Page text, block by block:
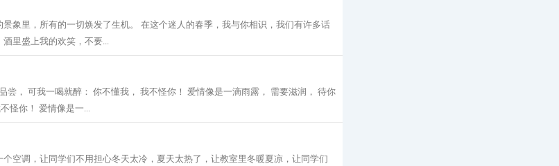
象里，所有的一切焕发了生机。 在这个迷人的春季，我与你相识，我们有许多话
里盛上我的欢笑，不要...
尝， 可我一喝就醉： 你不懂我， 我不怪你！ 爱情像是一滴雨露， 需要滋润， 待你
怪你！ 爱情像是一...
空调，让同学们不用担心冬天太冷，夏天太热了，让教室里冬暖夏凉，让同学们